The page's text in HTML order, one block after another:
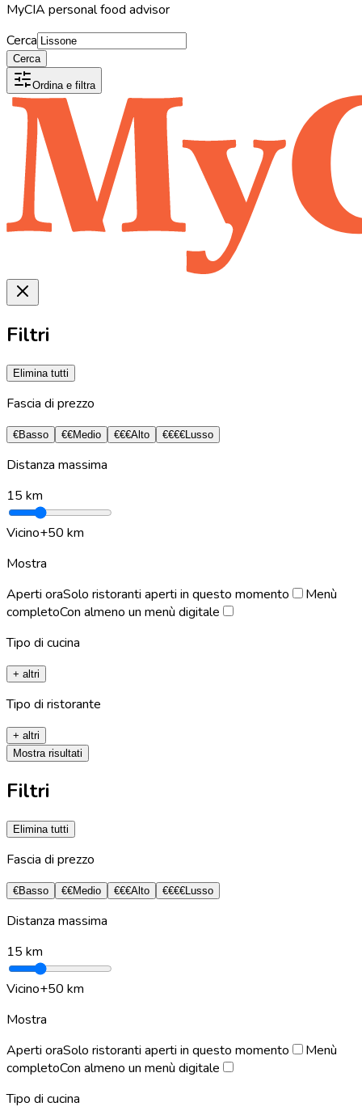
MyCIA personal food advisor
Cerca
Cerca
Ordina e filtra
Filtri
Elimina tutti
Fascia di prezzo
€Basso €€Medio €€€Alto €€€€ Lusso
Distanza massima
15 km
Vicino+50 km
Mostra
Aperti oraSolo ristoranti aperti in questo momento
Menù
completoCon almeno un menù digitale
Tipo di cucina
+ altri
Tipo di ristorante
+ altri
Mostra risultati
Filtri
Elimina tutti
Fascia di prezzo
€Basso €€Medio €€€Alto €€€€Lusso
Distanza massima
15 km
Vicino+50 km
Mostra
Aperti oraSolo ristoranti aperti in questo momento
Menù
completoCon almeno un menù digitale
Tipo di cucina